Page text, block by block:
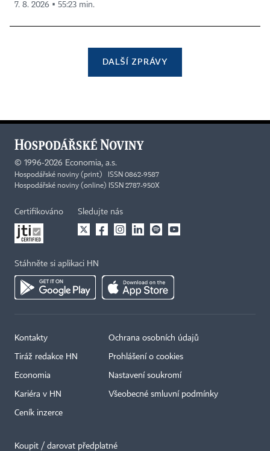
7. 8. 2026 ▪ 55:23 min.
DALŠÍ ZPRÁVY
© 1996-2026 Economia, a.s.
Hospodářské noviny (print) ISSN 0862-9587
Hospodářské noviny (online) ISSN 2787-950X
Certifikováno Sledujte nás
Stáhněte si aplikaci HN
Kontakty
Tiráž redakce HN
Economia
Kariéra v HN
Ceník inzerce
Ochrana osobních údajů
Prohlášení o cookies
Nastavení soukromí
Všeobecné smluvní podmínky
Koupit / darovat předplatné